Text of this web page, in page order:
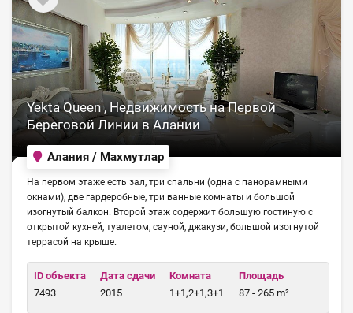
Yekta Queen , Недвижимость на Первой
Береговой Линии в Алании
Алания / Махмутлар
На первом этаже есть зал, три спальни (одна с панорамными
окнами), две гардеробные, три ванные комнаты и большой
изогнутый балкон. Второй этаж содержит большую гостиную с
открытой кухней, туалетом, сауной, джакузи, большой изогнутой
террасой на крыше.
ID объекта
7493
Дата сдачи
2015
Комната
1+1,2+1,3+1
Площадь
87 - 265 m²